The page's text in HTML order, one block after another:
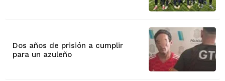
Dos años de prisión a cumplir
para un azuleño